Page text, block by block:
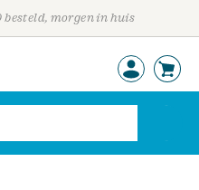
besteld, morgen in huis